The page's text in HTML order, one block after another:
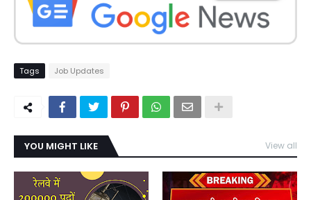
Tags Job Updates
YOU MIGHT LIKE View all